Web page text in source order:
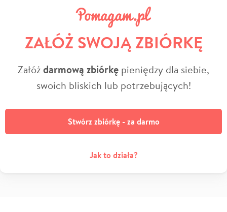
ZAŁÓŻ SWOJĄ ZBIÓRKĘ
Załóżdarmową zbiórkę pieniędzy dla siebie,
swoich bliskich lub potrzebujących!
Stwórz zbiórkę - za darmo
Jak to działa?